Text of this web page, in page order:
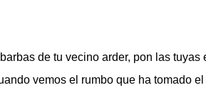
de tu vecino arder, pon las tuyas
vemos el rumbo que ha tomado